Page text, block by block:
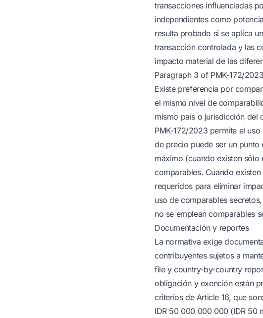
transacciones influenciadas
independientes como
resulta probado si se aplica
transacción controlada y las
impacto material de las
Paragraph 3 of PMK-172/
Existe preferencia por
el mismo nivel de
mismo país o jurisdicción del
PMK-172/2023 permite el
de precio puede ser un punto
máximo (cuando existen
comparables. Cuando
requeridos para eliminar
uso de comparables
no se emplean comparables
Documentación y reportes
La normativa exige
contribuyentes sujetos a
file y country-by-country
obligación y exención están
criterios de Article 16, que
IDR 50 000 000 000 (IDR 50